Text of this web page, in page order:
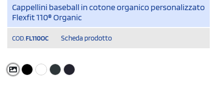
Cappellini baseball in cotone organico personalizzato
Flexfit 110® Organic
COD. FL110OC Scheda prodotto